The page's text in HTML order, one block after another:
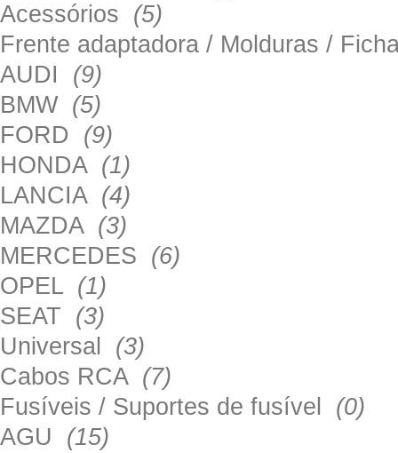
Acessórios (5)
Frente adaptadora / Molduras /
AUDI (9)
BMW (5)
FORD (9)
HONDA (1)
LANCIA (4)
MAZDA (3)
MERCEDES (6)
OPEL (1)
SEAT (3)
Universal (3)
Cabos RCA (7)
Fusíveis / Suportes de fusível (0)
AGU (15)